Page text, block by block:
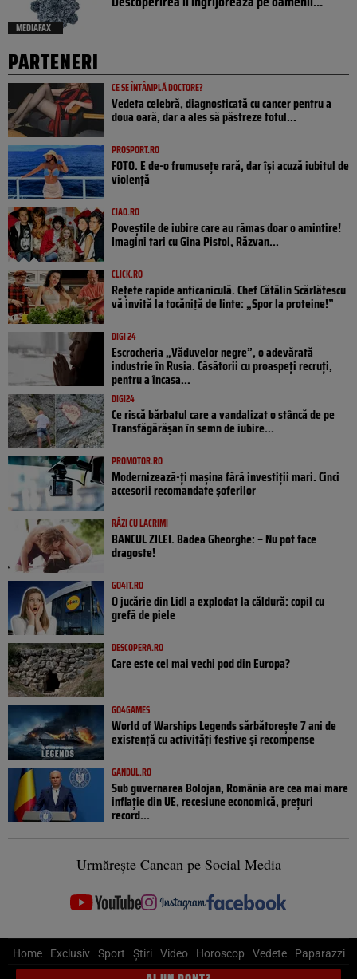
MEDIAFAX
PARTENERI
CE SE ÎNTÂMPLĂ DOCTORE?
Vedeta celebră, diagnosticată cu cancer pentru a
doua oară, dar a ales să păstreze totul...
PROSPORT.RO
FOTO. E de-o frumusețe rară, dar își acuză iubitul de
violență
CIAO.RO
Poveştile de iubire care au rămas doar o amintire!
Imagini tari cu Gina Pistol, Răzvan...
CLICK.RO
Rețete rapide anticaniculă. Chef Cătălin Scărlătescu
vă invită la tocăniță de linte: „Spor la proteine!”
DIGI 24
Escrocheria „Văduvelor negre”, o adevărată
industrie în Rusia. Căsătorii cu proaspeți recruți,
pentru a încasa...
DIGI24
Ce riscă bărbatul care a vandalizat o stâncă de pe
Transfăgărășan în semn de iubire...
PROMOTOR.RO
Modernizează-ți mașina fără investiții mari. Cinci
accesorii recomandate șoferilor
RÂZI CU LACRIMI
BANCUL ZILEI. Badea Gheorghe: – Nu pot face
dragoste!
GO4IT.RO
O jucărie din Lidl a explodat la căldură: copil cu
grefă de piele
DESCOPERA.RO
Care este cel mai vechi pod din Europa?
GO4GAMES
World of Warships Legends sărbătorește 7 ani de
existență cu activități festive și recompense
GANDUL.RO
Sub guvernarea Bolojan, România are cea mai mare
inflație din UE, recesiune economică, prețuri
record...
Urmărește Cancan pe Social Media
Home Exclusiv Sport Știri Video Horoscop Vedete Paparazzi